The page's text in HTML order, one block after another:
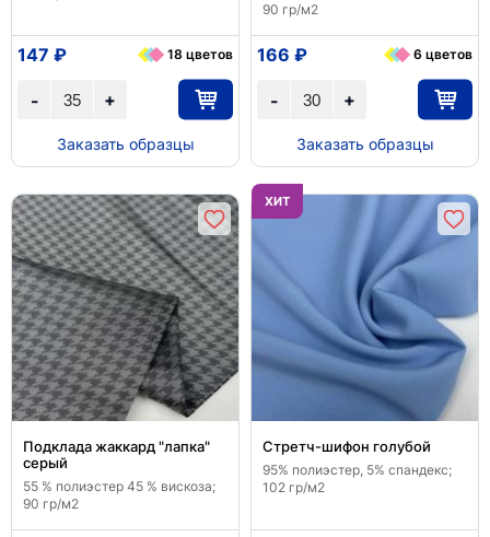
+
-
147 ₽ 18 цветов
Заказать образцы
90 гр/м2
+
-
166 ₽ 6 цветов
Заказать образцы
Подклада жаккард "лапка"
серый
55 % полиэстер 45 % вискоза;
90 гр/м2
ХИТ
Стретч-шифон голубой
95% полиэстер, 5% спандекс;
102 гр/м2